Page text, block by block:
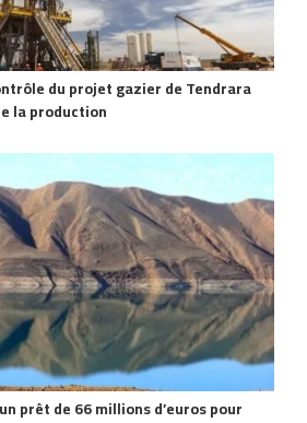
du projet gazier de Tendrara
la production
prêt de 66 millions d’euros pour